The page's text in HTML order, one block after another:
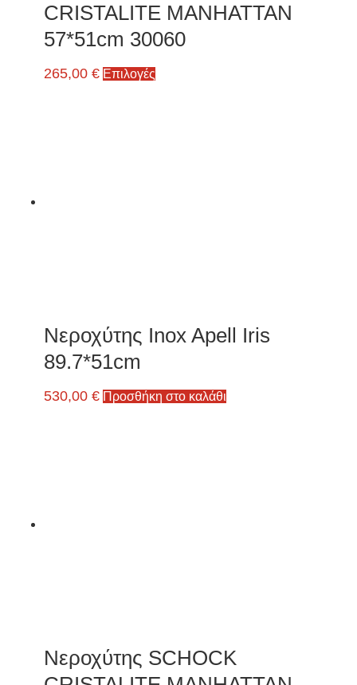
CRISTALITE MANHATTAN
57*51cm 30060
265,00 € Επιλογές
Νεροχύτης Inox Apell Iris
89.7*51cm
530,00 € Προσθήκη στο καλάθι
Νεροχύτης SCHOCK